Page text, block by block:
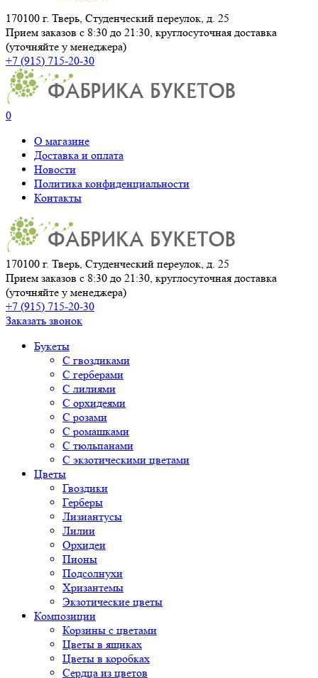
170100 г. Тверь, Студенческий переулок, д. 25
Прием заказов с 8:30 до 21:30, круглосуточная доставка
(уточняйте у менеджера)
+7 (915) 715-20-30
0
О магазине
Доставка и оплата
Новости
Политика конфиденциальности
Контакты
170100 г. Тверь, Студенческий переулок, д. 25
Прием заказов с 8:30 до 21:30, круглосуточная доставка
(уточняйте у менеджера)
+7 (915) 715-20-30
Заказать звонок
Букеты
С гвоздиками
С герберами
С лилиями
С орхидеями
С розами
С ромашками
С тюльпанами
С экзотическими цветами
Цветы
Гвоздики
Герберы
Лизиантусы
Лилии
Орхидеи
Пионы
Подсолнухи
Хризантемы
Экзотические цветы
Композиции
Корзины с цветами
Цветы в ящиках
Цветы в коробках
Сердца из цветов